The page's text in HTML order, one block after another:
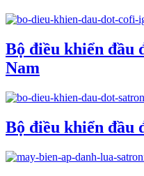
Bộ điều khiển đầu
Nam
Bộ điều khiển đầu